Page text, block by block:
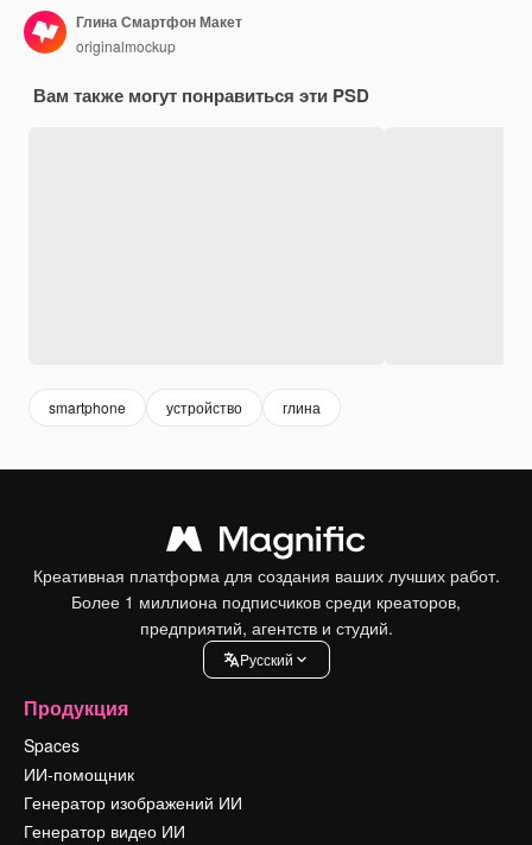
Глина Смартфон Макет
originalmockup
Вам также могут понравиться эти PSD
smartphone устройство глина
Креативная платформа для создания ваших лучших работ.
Более 1 миллиона подписчиков среди креаторов,
предприятий, агентств и студий.
Pусский
Продукция
Spaces
ИИ-помощник
Генератор изображений ИИ
Генератор видео ИИ